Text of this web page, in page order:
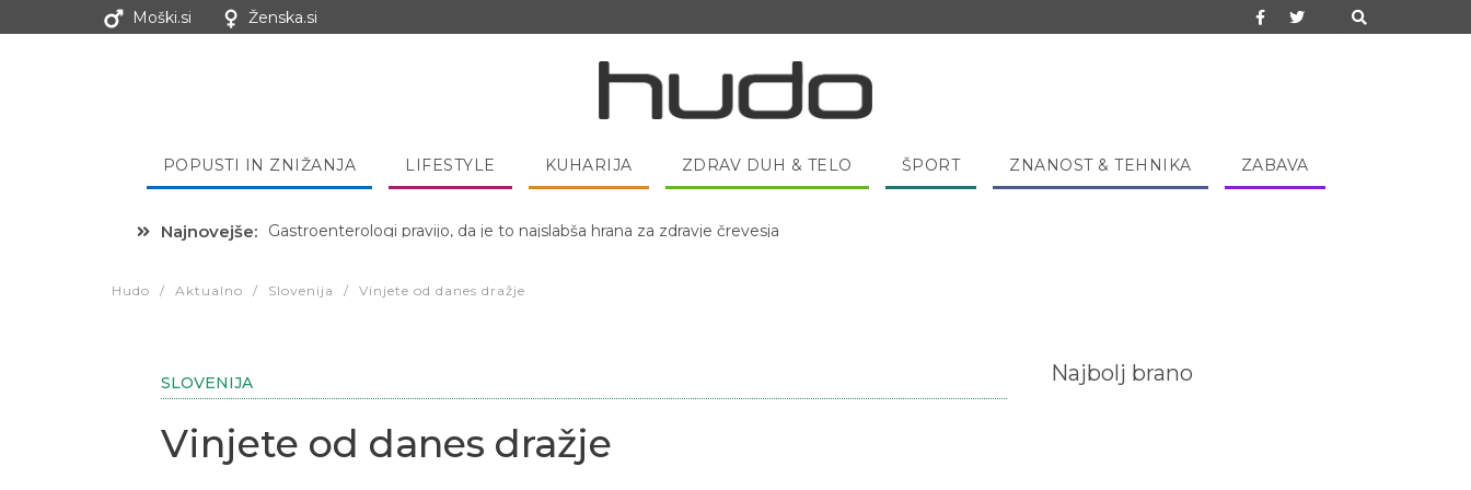
Moški.si Ženska.si
POPUSTI IN ZNIŽANJA LIFESTYLE KUHARIJA ZDRAV DUH & TELO ŠPORT ZNANOST & TEHNIKA ZABAVA
Najnovejše: Hibernacijska dieta: Zakaj je pred spanjem dobro pojesti žlico medu?
Hudo / Aktualno / Slovenija / Vinjete od danes dražje
SLOVENIJA
Vinjete od danes dražje
Najbolj brano